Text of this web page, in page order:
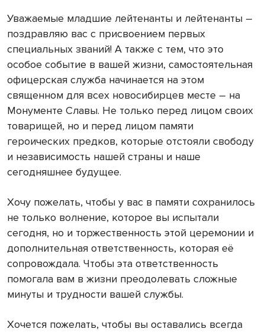
Уважаемые младшие лейтенанты и лейтенанты –
поздравляю вас с присвоением первых
специальных званий! А также с тем, что это
особое событие в вашей жизни, самостоятельная
офицерская служба начинается на этом
священном для всех новосибирцев месте – на
Монументе Славы. Не только перед лицом своих
товарищей, но и перед лицом памяти
героических предков, которые отстояли свободу
и независимость нашей страны и наше
сегодняшнее будущее.
Хочу пожелать, чтобы у вас в памяти сохранилось
не только волнение, которое вы испытали
сегодня, но и торжественность этой церемонии и
дополнительная ответственность, которая её
сопровождала. Чтобы эта ответственность
помогала вам в жизни преодолевать сложные
минуты и трудности вашей службы.
Хочется пожелать, чтобы вы оставались всегда